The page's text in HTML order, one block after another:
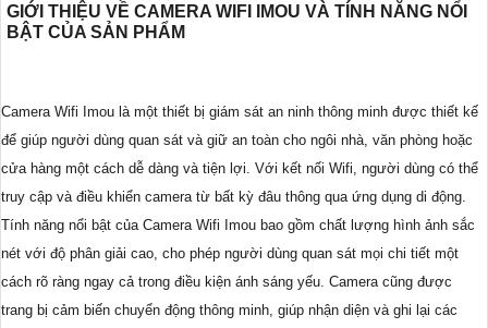
GIỚI THIỆU VỀ CAMERA WIFI IMOU VÀ TÍNH NĂNG NỔI
BẬT CỦA SẢN PHẨM
Camera Wifi Imou là một thiết bị giám sát an ninh thông minh được thiết kế
để giúp người dùng quan sát và giữ an toàn cho ngôi nhà, văn phòng hoặc
cửa hàng một cách dễ dàng và tiện lợi. Với kết nối Wifi, người dùng có thể
truy cập và điều khiển camera từ bất kỳ đâu thông qua ứng dụng di động.
Tính năng nổi bật của Camera Wifi Imou bao gồm chất lượng hình ảnh sắc
nét với độ phân giải cao, cho phép người dùng quan sát mọi chi tiết một
cách rõ ràng ngay cả trong điều kiện ánh sáng yếu. Camera cũng được
trang bị cảm biến chuyển động thông minh, giúp nhận diện và ghi lại các